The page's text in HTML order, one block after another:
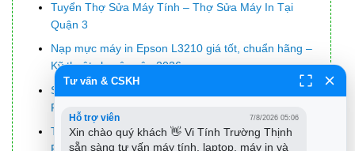
Tuyển Thợ Sửa Máy Tính – Thợ Sửa Máy In Tại
Quận 3
Nạp mực máy in Epson L3210 giá tốt, chuẩn hãng –
Kỹ thuật chuyên sâu 2026
Sửa lỗi 400 Bad Request trên trình duyệt Chrome,
Firefox, Internet Explorer và trình duyệt Edge
Top 10 Địa Chỉ Bán LCD Màn Hình Máy Tính Mới Led
Tư vấn & CSKH
Hỗ trợ viên 7/8/2026 05:06
Xin chào quý khách 👋 Vi Tính Trường Thịnh
sẵn sàng tư vấn máy tính, laptop, máy in và